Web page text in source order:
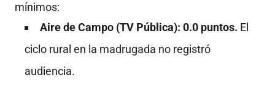
mínimos:
Aire de Campo (TV Pública): 0.0 puntos. El
ciclo rural en la madrugada no registró
audiencia.